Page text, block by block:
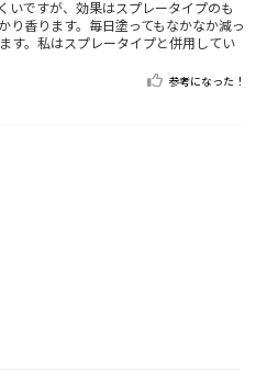
いですが、効果はスプレータイプのも
り香ります。毎日塗ってもなかなか減っ
す。私はスプレータイプと併用してい
参考になった！